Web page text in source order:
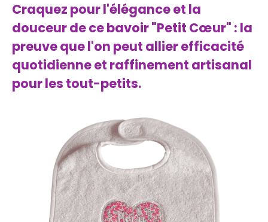
Craquez pour l'élégance et la
douceur de ce bavoir "Petit Cœur" : la
preuve que l'on peut allier efficacité
quotidienne et raffinement artisanal
pour les tout-petits.